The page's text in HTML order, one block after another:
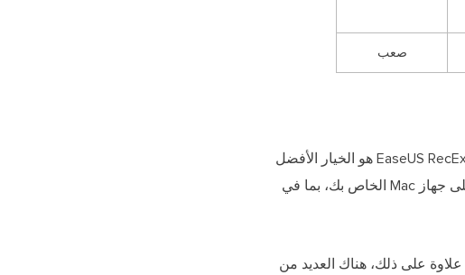
صعب
بالنسبة لأولئك الذين يرغبون في تسجيل اجتماعات Zoom على نظام Mac دون إذن المضيف، فإن EaseUS RecExperts هو الخيار الأفضل
، فهي قادرة على التقاط كل شيء تقريبًا على جهاز Mac الخاص بك، بما في
على ذلك، هناك العديد من